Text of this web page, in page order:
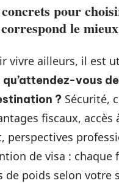
pour
le mieux
vivre ailleurs, il est
qu’attendez-vous
? Sécurité,
fiscaux, accès
perspectives
de visa : chaque
de poids selon votre